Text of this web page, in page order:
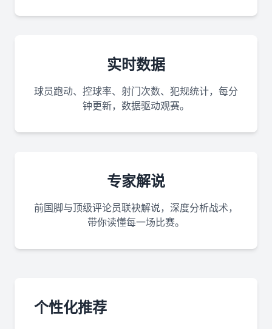
实时数据
球员跑动、控球率、射门次数、犯规统计，每分
钟更新，数据驱动观赛。
专家解说
前国脚与顶级评论员联袂解说，深度分析战术，
带你读懂每一场比赛。
个性化推荐